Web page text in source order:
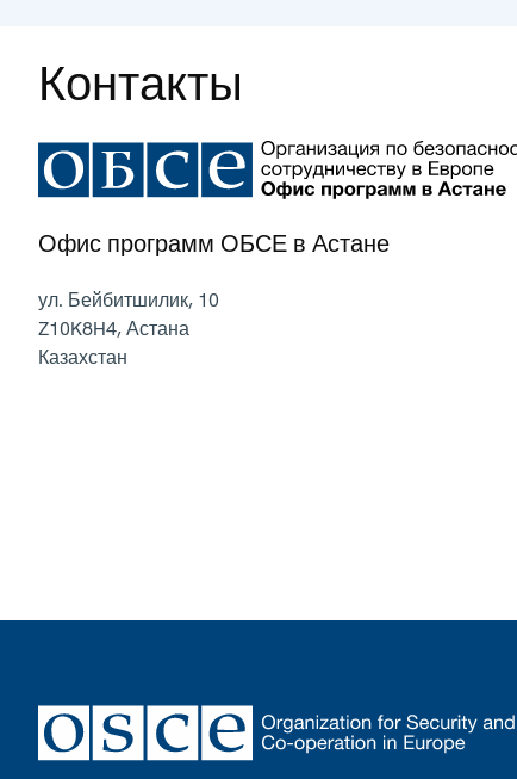
Контакты
Офис программ ОБСЕ в Астане
ул. Бейбитшилик, 10
Z10K8H4,Астана
Казахстан